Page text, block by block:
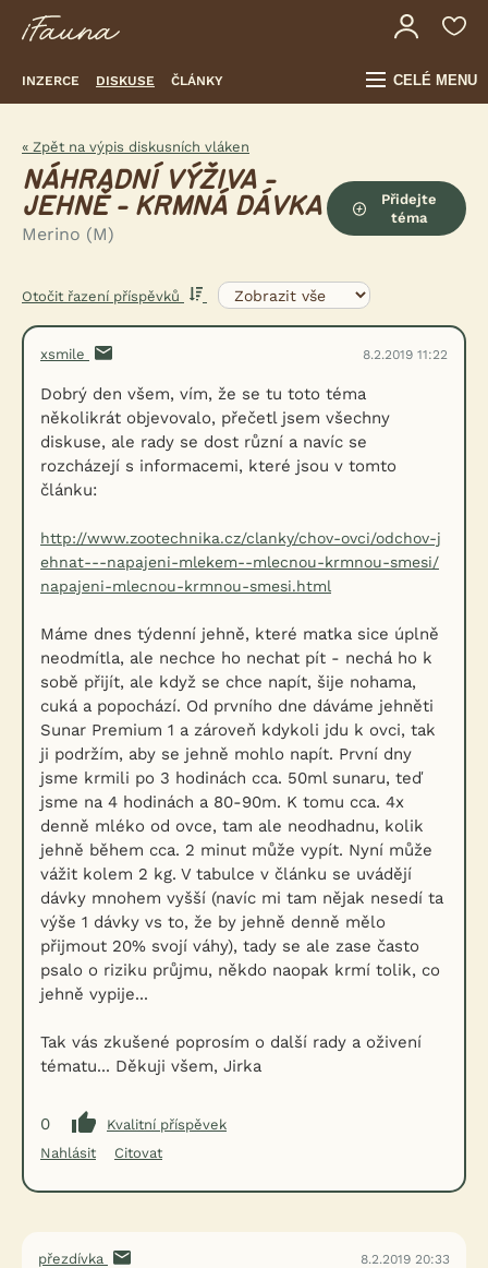
INZERCE DISKUSE ČLÁNKY CELÉ MENU
« Zpět na výpis diskusních vláken
NÁHRADNÍ VÝŽIVA -
JEHNĚ - KRMNÁ DÁVKA
Merino (M)
Přidejte
téma
Otočit řazení příspěvků
xsmile 8.2.2019 11:22
Dobrý den všem, vím, že se tu toto téma
několikrát objevovalo, přečetl jsem všechny
diskuse, ale rady se dost různí a navíc se
rozcházejí s informacemi, které jsou v tomto
článku:
http://www.zootechnika.cz/clanky/chov-ovci/odchov-j
ehnat---napajeni-mlekem--mlecnou-krmnou-smesi/
napajeni-mlecnou-krmnou-smesi.html
Máme dnes týdenní jehně, které matka sice úplně
neodmítla, ale nechce ho nechat pít - nechá ho k
sobě přijít, ale když se chce napít, šije nohama,
cuká a popochází. Od prvního dne dáváme jehněti
Sunar Premium 1 a zároveň kdykoli jdu k ovci, tak
ji podržím, aby se jehně mohlo napít. První dny
jsme krmili po 3 hodinách cca. 50ml sunaru, teď
jsme na 4 hodinách a 80-90m. K tomu cca. 4x
denně mléko od ovce, tam ale neodhadnu, kolik
jehně během cca. 2 minut může vypít. Nyní může
vážit kolem 2 kg. V tabulce v článku se uvádějí
dávky mnohem vyšší (navíc mi tam nějak nesedí ta
výše 1 dávky vs to, že by jehně denně mělo
přijmout 20% svojí váhy), tady se ale zase často
psalo o riziku průjmu, někdo naopak krmí tolik, co
jehně vypije...
Tak vás zkušené poprosím o další rady a oživení
tématu... Děkuji všem, Jirka
0
Kvalitní příspěvek
Nahlásit
Citovat
přezdívka 8.2.2019 20:33